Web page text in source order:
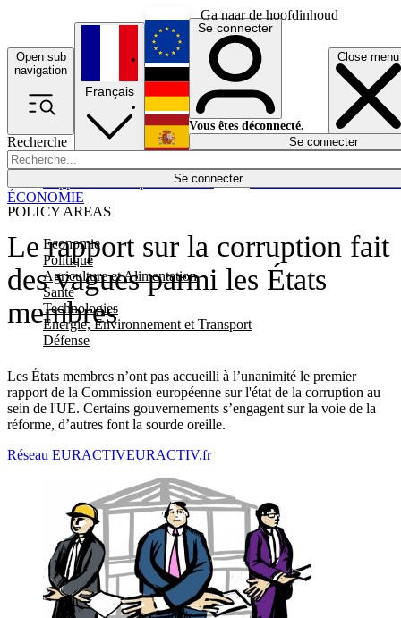
Ga naar de hoofdinhoud
Open sub
navigation
Close menu
Recherche
Se connecter
POLICY AREAS
Economie
Politique
Agriculture et Alimentation
Santé
Technologies
Energie, Environnement et Transport
Défense
Économie
Français
English
Deutsch
Español
Se connecter
Vous êtes déconnecté.
Se connecter
Le rapport sur la corruption fait
des vagues parmi les États
membres
Les États membres n’ont pas accueilli à l’unanimité le premier
rapport de la Commission européenne sur l'état de la corruption au
sein de l'UE. Certains gouvernements s’engagent sur la voie de la
réforme, d’autres font la sourde oreille.
ÉCONOMIE
Réseau EURACTIVEURACTIV.fr